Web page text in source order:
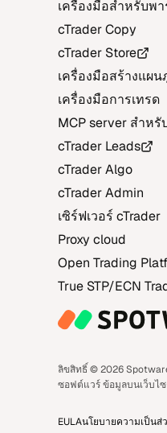
เครื่อง​มือ​สำ​หรับ​พา
cTrader Copy
cTrader Store
เครื่อง​มือสร้าง​แผน​
เครื่อง​มือ​การ​เทรด
MCP server สำ​หรั
cTrader Leads
cTrader Algo
cTrader Admin
เซิร์ฟ​เวอร์ cTrader
Proxy cloud
Open Trading
True STP/ECN
ลิข​สิทธิ์ © 2026
ซอฟต์​แวร์ ข้อ​มูลบน​เว็บ​ไ
EULAนโย​บาย​ความ​เป็น​ส่